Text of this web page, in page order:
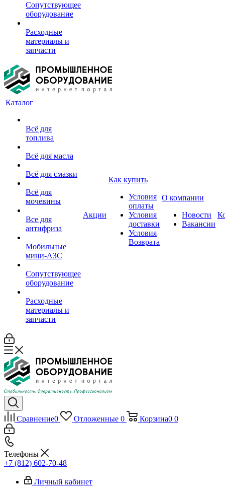
Сопутствующее
оборудование
Расходные
материалы и
запчасти
Каталог
Всё для
топлива
Всё для масла
Всё для смазки
Всё для
мочевины
Все для
антифриза
Мобильные
мини-АЗС
Сопутствующее
оборудование
Расходные
материалы и
запчасти
Акции
Как купить
Условия
оплаты
Условия
доставки
Условия
Возврата
О компании
Новости
Вакансии
Сравнение0 Отложенные 0 Корзина0 0
Телефоны
+7 (812) 602-70-48
Личный кабинет